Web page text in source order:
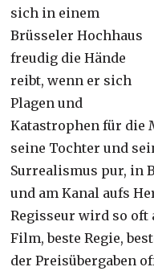
sich in einem
Brüsseler Hochhaus
freudig die Hände
reibt, wenn er sich
Plagen und
Katastrophen für die
seine Tochter und
Surrealismus pur, in
und am Kanal aufs
Regisseur wird so oft
Film, beste Regie,
der Preisübergaben